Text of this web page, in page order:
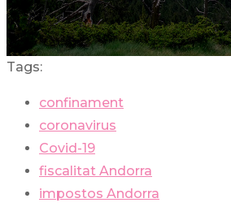
Tags:
confinament
coronavirus
Covid-19
fiscalitat Andorra
impostos Andorra